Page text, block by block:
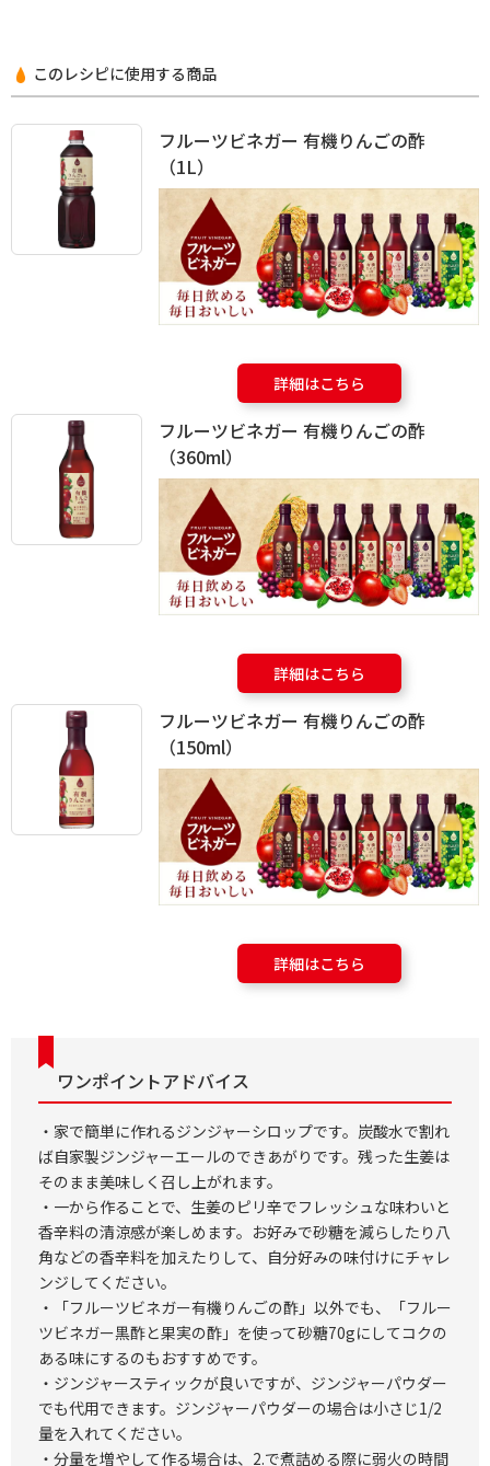
このレシピに使用する商品
フルーツビネガー 有機りんごの酢
（1L）
詳細はこちら
フルーツビネガー 有機りんごの酢
（360ml）
詳細はこちら
フルーツビネガー 有機りんごの酢
（150ml）
詳細はこちら
ワンポイントアドバイス
・家で簡単に作れるジンジャーシロップです。炭酸水で割れ
ば自家製ジンジャーエールのできあがりです。残った生姜は
そのまま美味しく召し上がれます。
・一から作ることで、生姜のピリ辛でフレッシュな味わいと
香辛料の清涼感が楽しめます。お好みで砂糖を減らしたり八
角などの香辛料を加えたりして、自分好みの味付けにチャレ
ンジしてください。
・「フルーツビネガー有機りんごの酢」以外でも、「フルー
ツビネガー黒酢と果実の酢」を使って砂糖70gにしてコクの
ある味にするのもおすすめです。
・ジンジャースティックが良いですが、ジンジャーパウダー
でも代用できます。ジンジャーパウダーの場合は小さじ1/2
量を入れてください。
・分量を増やして作る場合は、2.で煮詰める際に弱火の時間